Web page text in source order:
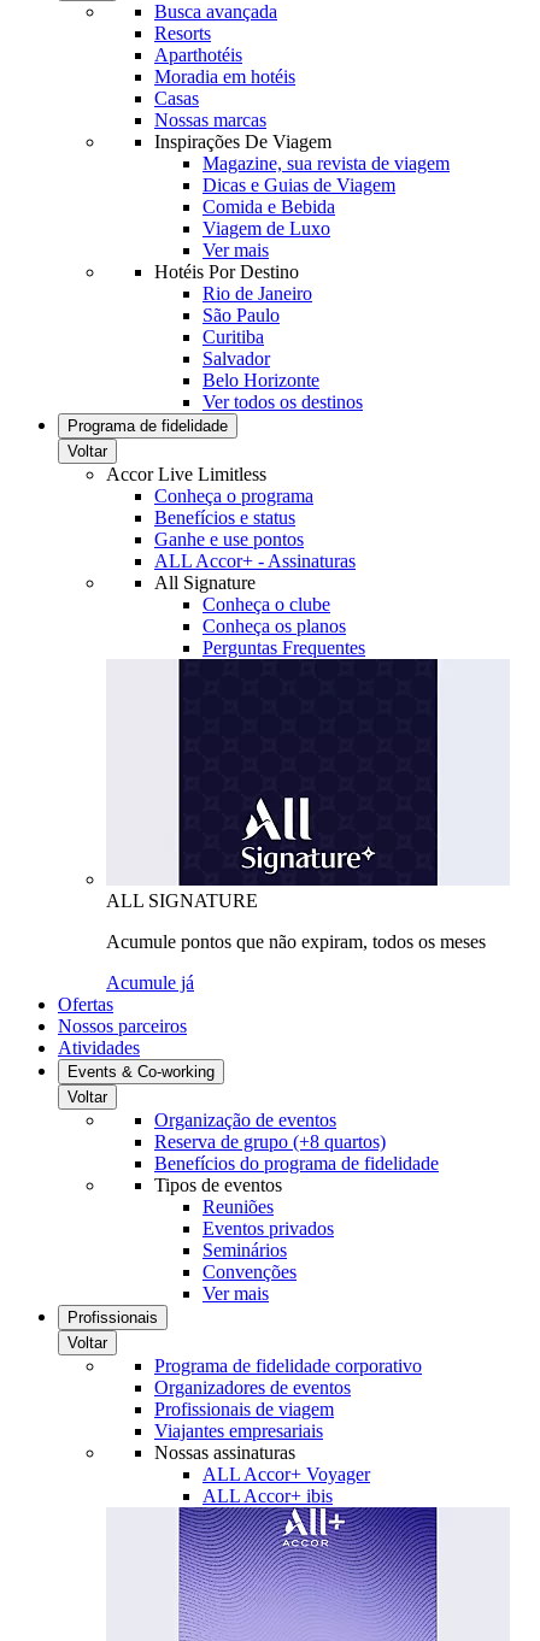
Busca avançada
Resorts
Aparthotéis
Moradia em hotéis
Casas
Nossas marcas
Inspirações De Viagem
Magazine, sua revista de viagem
Dicas e Guias de Viagem
Comida e Bebida
Viagem de Luxo
Ver mais
Hotéis Por Destino
Rio de Janeiro
São Paulo
Curitiba
Salvador
Belo Horizonte
Ver todos os destinos
Programa de fidelidade
Voltar
Accor Live Limitless
Conheça o programa
Benefícios e status
Ganhe e use pontos
ALL Accor+ - Assinaturas
All Signature
Conheça o clube
Conheça os planos
Perguntas Frequentes
ALL SIGNATURE
Acumule pontos que não expiram, todos os meses
Acumule já
Ofertas
Nossos parceiros
Atividades
Events & Co-working
Voltar
Organização de eventos
Reserva de grupo (+8 quartos)
Benefícios do programa de fidelidade
Tipos de eventos
Reuniões
Eventos privados
Seminários
Convenções
Ver mais
Profissionais
Voltar
Programa de fidelidade corporativo
Organizadores de eventos
Profissionais de viagem
Viajantes empresariais
Nossas assinaturas
ALL Accor+ Voyager
ALL Accor+ ibis